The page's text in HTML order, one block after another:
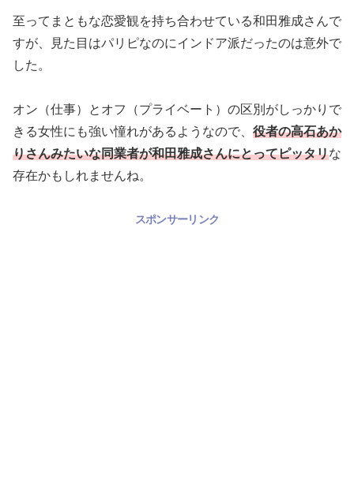
至ってまともな恋愛観を持ち合わせている和田雅成さんで
すが、見た目はパリピなのにインドア派だったのは意外で
した。
オン（仕事）とオフ（プライベート）の区別がしっかりで
きる女性にも強い憧れがあるようなので、 役者の高石あか
りさんみたいな同業者が和田雅成さんにとってピッタリな
存在かもしれませんね。
スポンサーリンク